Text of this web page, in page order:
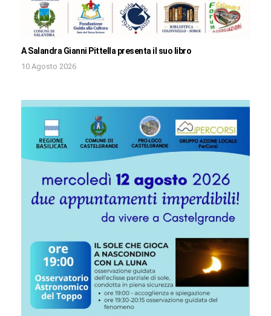
A Salandra Gianni Pittella presenta il suo libro
10 Agosto 2026